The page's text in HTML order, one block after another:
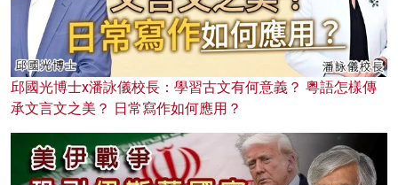
邱國光博士x潘詠儀校長：學習古文有何意義？ 粵語怎樣傳
承文言文之美？ 日常寫作如何應用？